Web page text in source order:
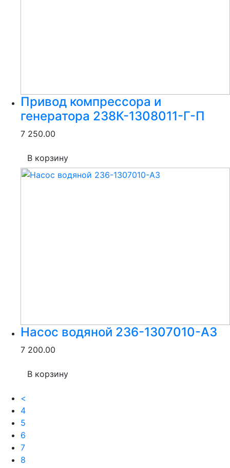
Привод компрессора и
генератора 238К-1308011-Г-П
7 250.00
В корзину
Насос водяной 236-1307010-А3
7 200.00
В корзину
<
4
5
6
7
8